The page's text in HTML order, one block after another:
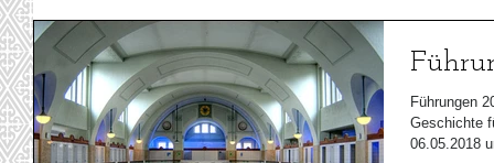
Führungen 2018 (von unserem
Geschichte